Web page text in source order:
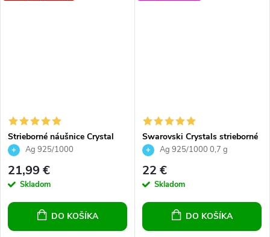
Strieborné náušnice Crystal
silver night 6106
Ag 925/1000
21,99 €
Skladom
DO KOŠÍKA
Swarovski Crystals strieborné
náušnice srdiečka biele číre
Ag 925/1000 0,7 g
22 €
Skladom
DO KOŠÍKA